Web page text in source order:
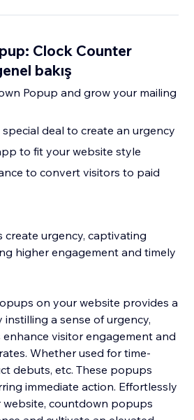
Clock Counter
bakış
Popup and grow your mailing
deal to create an urgency
to fit your website style
to convert visitors to paid
urgency, captivating
higher engagement and timely
on your website provides a
a sense of urgency,
visitor engagement and
Whether used for time-
debuts, etc. These popups
immediate action. Effortlessly
countdown popups